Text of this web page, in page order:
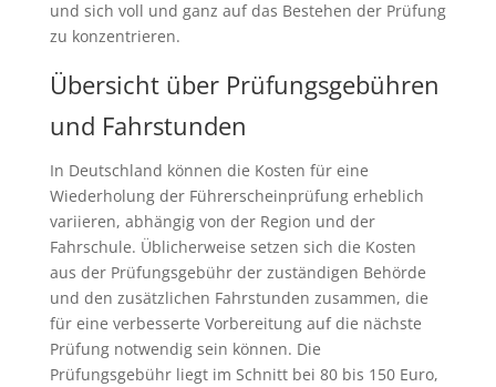
und sich voll und ganz auf das Bestehen der Prüfung
zu konzentrieren.
Übersicht über Prüfungsgebühren
und Fahrstunden
In Deutschland können die Kosten für eine
Wiederholung der Führerscheinprüfung erheblich
variieren, abhängig von der Region und der
Fahrschule. Üblicherweise setzen sich die Kosten
aus der Prüfungsgebühr der zuständigen Behörde
und den zusätzlichen Fahrstunden zusammen, die
für eine verbesserte Vorbereitung auf die nächste
Prüfung notwendig sein können. Die
Prüfungsgebühr liegt im Schnitt bei 80 bis 150 Euro,